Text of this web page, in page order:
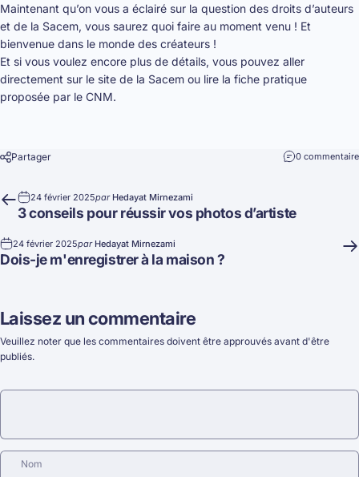
Maintenant qu’on vous a éclairé sur la question des droits d’auteurs
et de la Sacem, vous saurez quoi faire au moment venu ! Et
bienvenue dans le monde des créateurs !
Et si vous voulez encore plus de détails, vous pouvez aller
directement sur le site de la Sacem ou lire la fiche pratique
proposée par le CNM.
Partager 0 commentaire
24 février 2025par Hedayat Mirnezami
3 conseils pour réussir vos photos d’artiste
24 février 2025par Hedayat Mirnezami
Dois-je m'enregistrer à la maison ?
Laissez un commentaire
Veuillez noter que les commentaires doivent être approuvés avant d'être
publiés.
Nom